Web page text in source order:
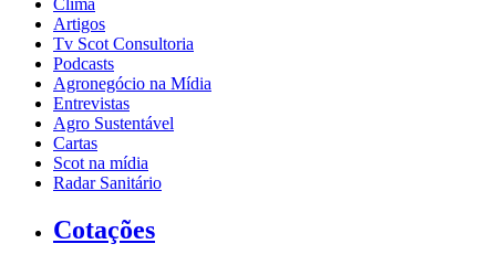
Clima
Artigos
Tv Scot Consultoria
Podcasts
Agronegócio na Mídia
Entrevistas
Agro Sustentável
Cartas
Scot na mídia
Radar Sanitário
Cotações